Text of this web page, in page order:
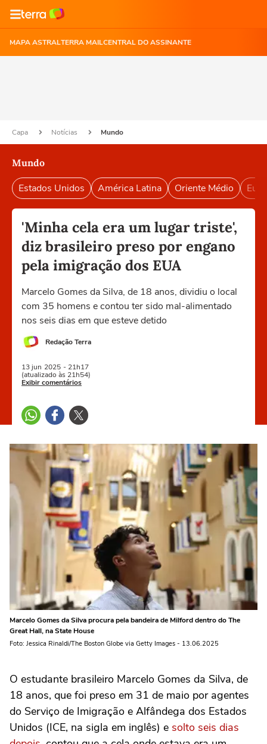
MAPA ASTRALTERRA MAILCENTRAL DO ASSINANTE
Capa Notícias Mundo
Mundo
Estados Unidos América Latina Oriente Médio
'Minha cela era um lugar triste',
diz brasileiro preso por engano
pela imigração dos EUA
Marcelo Gomes da Silva, de 18 anos, dividiu o local
com 35 homens e contou ter sido mal-alimentado
nos seis dias em que esteve detido
Redação Terra
13 jun 2025 - 21h17
(atualizado às 21h54)
Exibir comentários
Marcelo Gomes da Silva procura pela bandeira de Milford dentro do The
Great Hall, na State House
Foto: Jessica Rinaldi/The Boston Globe via Getty Images - 13.06.2025
O estudante brasileiro Marcelo Gomes da Silva, de
18 anos, que foi preso em 31 de maio por agentes
do Serviço de Imigração e Alfândega dos Estados
Unidos (ICE, na sigla em inglês) e solto seis dias